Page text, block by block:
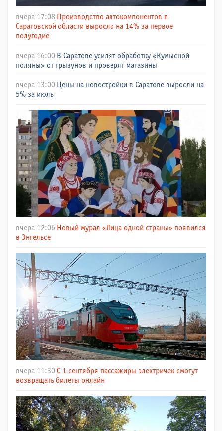
вчера 17:08 Производство автокомпонентов в
Саратовской области выросло на 14% за первое
полугодие
вчера 16:00 В Саратове усилят обработку «Кумысной
поляны» от грызунов и проверят магазины
вчера 13:00 Цены на новостройки в Саратове выросли на
5% за июль
вчера 12:06 Новый мурал «Лица одной страны» появился
в Энгельсе
вчера 11:30 С 1 сентября пассажиры электричек смогут
возвращать билеты онлайн